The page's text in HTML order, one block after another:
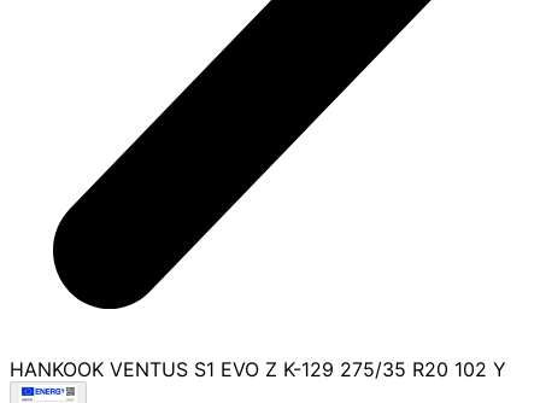
HANKOOK VENTUS S1 EVO Z K-129 275/35 R20 102 Y